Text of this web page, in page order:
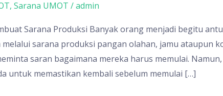
, Sarana UMOT /admin
Sarana Produksi Banyak orang menjadi begitu
sarana produksi pangan olahan, jamu ataupun
saran bagaimana mereka harus memulai.
untuk memastikan kembali sebelum memulai […]